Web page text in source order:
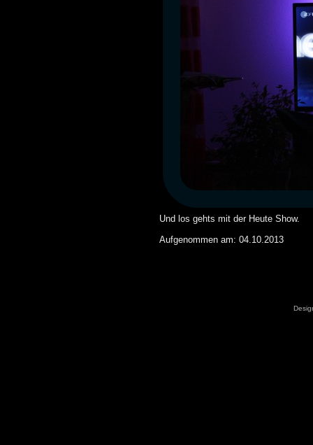
Und los gehts mit der Heute Show.
Aufgenommen am: 04.10.2013